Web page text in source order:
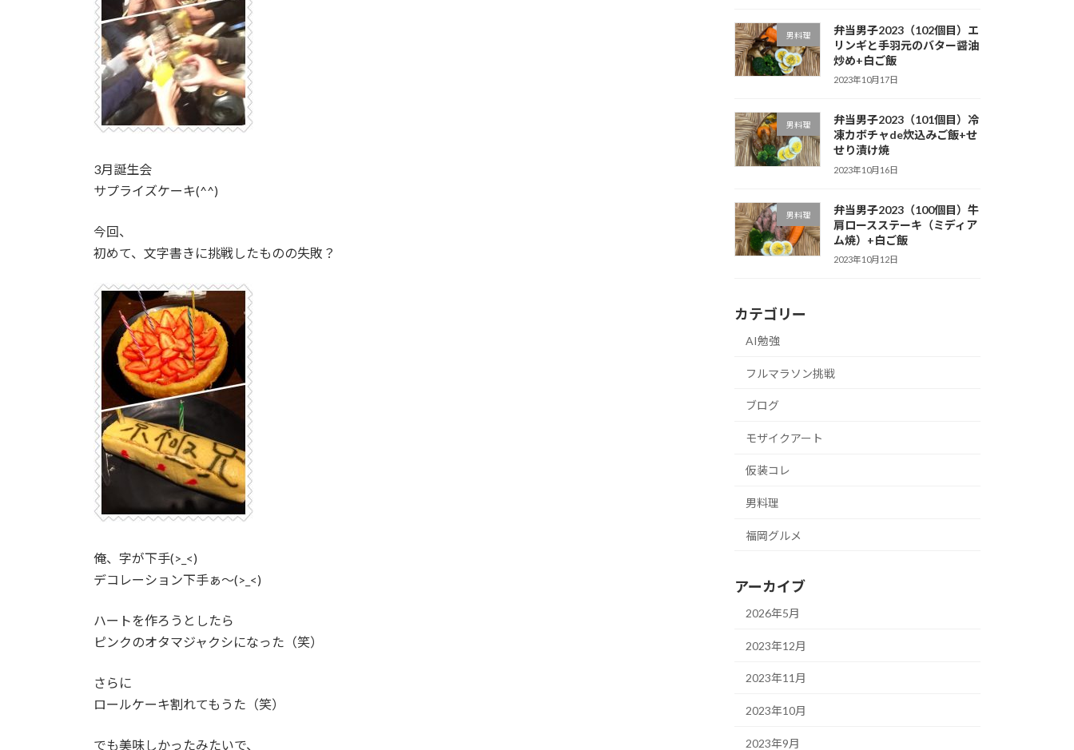
3月誕生会
サプライズケーキ(^^)
今回、
初めて、文字書きに挑戦したものの失敗？
俺、字が下手(>_<)
デコレーション下手ぁ〜(>_<)
ハートを作ろうとしたら
ピンクのオタマジャクシになった（笑）
さらに
ロールケーキ割れてもうた（笑）
でも美味しかったみたいで、
男料理
弁当男子2023（102個目）エ
リンギと手羽元のバター醤油
炒め+白ご飯
2023年10月17日
男料理
弁当男子2023（101個目）冷
凍カボチャde炊込みご飯+せ
せり漬け焼
2023年10月16日
男料理
弁当男子2023（100個目）牛
肩ロースステーキ（ミディア
ム焼）+白ご飯
2023年10月12日
カテゴリー
AI勉強
フルマラソン挑戦
ブログ
モザイクアート
仮装コレ
男料理
福岡グルメ
アーカイブ
2026年5月
2023年12月
2023年11月
2023年10月
2023年9月